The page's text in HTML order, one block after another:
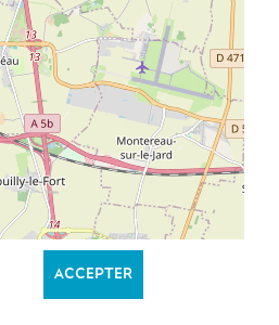
ACCEPTER